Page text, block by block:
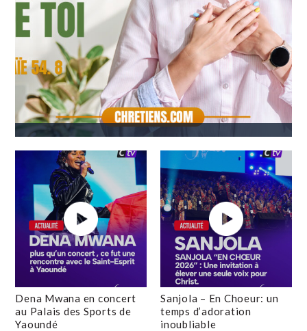
Dena Mwana en concert
au Palais des Sports de
Yaoundé
Sanjola – En Choeur: un
temps d’adoration
inoubliable